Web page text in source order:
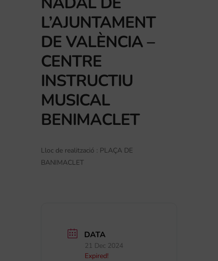
L’AJUNTAMENT
DE VALÈNCIA –
CENTRE
INSTRUCTIU
MUSICAL
BENIMACLET
Lloc de realització : PLAÇA DE
BANIMACLET
DATA
21 Dec 2024
Expired!